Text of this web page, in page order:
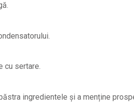
cu sertare.
ingredientele și a menține